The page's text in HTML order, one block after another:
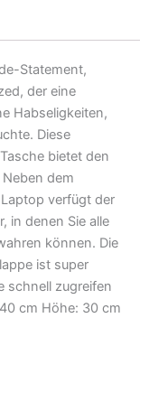
Statement,
der eine
Habseligkeiten,
Diese
bietet den
dem
verfügt der
in denen Sie alle
können. Die
ist super
schnell zugreifen
cm Höhe: 30 cm